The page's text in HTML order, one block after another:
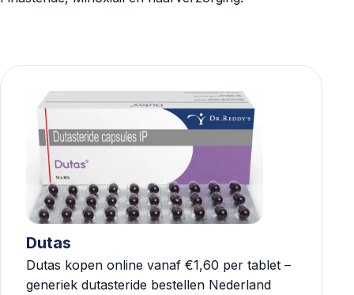
Dutas
Dutas kopen online vanaf €1,60 per tablet –
generiek dutasteride bestellen Nederland